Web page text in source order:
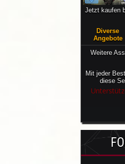
Jetzt kaufen
Diverse
Angebote
Weitere
Mit jeder
diese